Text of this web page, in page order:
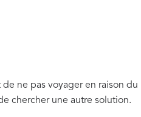
ne pas voyager en raison du
chercher une autre solution.